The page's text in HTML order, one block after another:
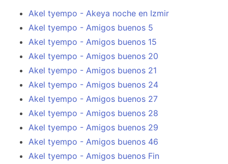
Akel tyempo - Akeya noche en Izmir
Akel tyempo - Amigos buenos 5
Akel tyempo - Amigos buenos 15
Akel tyempo - Amigos buenos 20
Akel tyempo - Amigos buenos 21
Akel tyempo - Amigos buenos 24
Akel tyempo - Amigos buenos 27
Akel tyempo - Amigos buenos 28
Akel tyempo - Amigos buenos 29
Akel tyempo - Amigos buenos 46
Akel tyempo - Amigos buenos Fin